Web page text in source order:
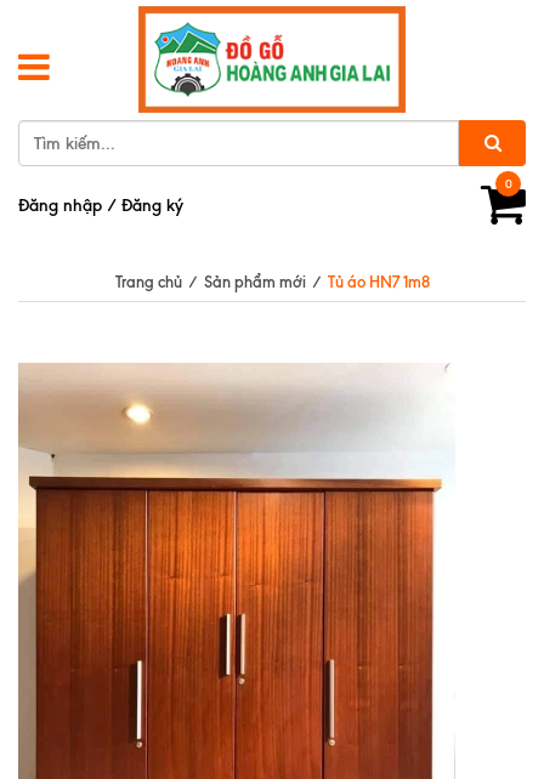
0
Đăng nhập / Đăng ký
Trang chủ / Sản phẩm mới / Tủ áo HN7 1m8